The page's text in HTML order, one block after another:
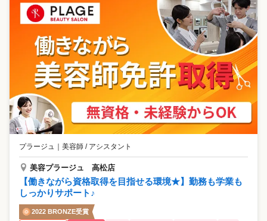
プラージュ 美容師 / アシスタント
美容プラージュ 高松店
【働きながら資格取得を目指せる環境★】勤務も学業も
しっかりサポート♪
2022 BRONZE受賞